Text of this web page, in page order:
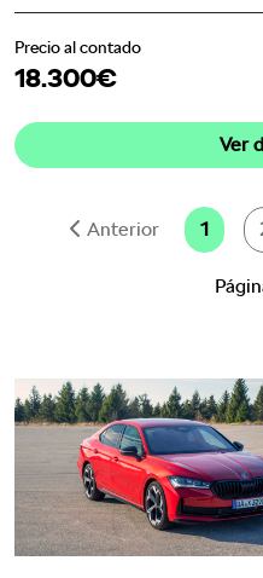
Precio al contado
18.300€
Ver
Anterior 1